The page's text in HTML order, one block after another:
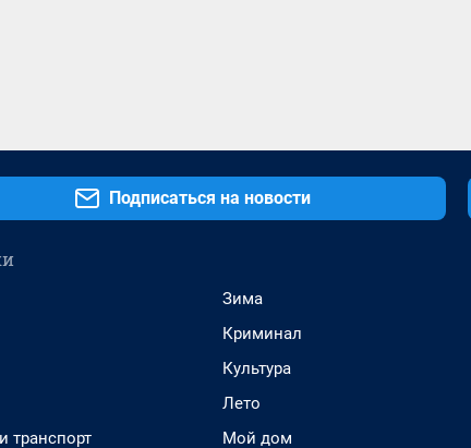
Подписаться на новости
транспорт
Зима
Криминал
Культура
Лето
Мой дом